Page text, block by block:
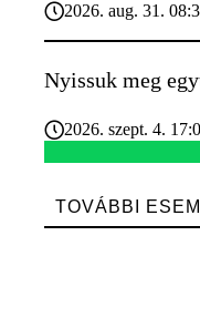
2026. aug. 31.
Nyissuk meg
2026. szept. 4.
TOVÁBBI